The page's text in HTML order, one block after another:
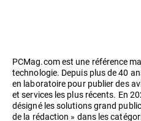
PCMag.com est une référence
technologie. Depuis plus de 40
en laboratoire pour publier des
et services les plus récents. En
désigné les solutions grand
de la rédaction » dans les